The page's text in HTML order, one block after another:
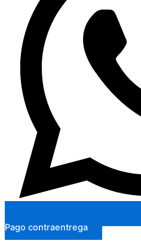
Pago contraentrega